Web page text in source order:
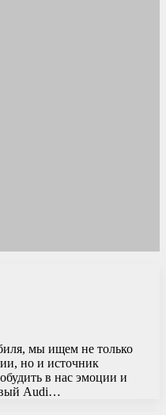
мы ищем не только
но и источник
в нас эмоции и
Audi…